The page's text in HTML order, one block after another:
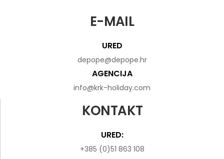
E-MAIL
URED
depope@depope.hr
AGENCIJA
info@krk-holiday.com
KONTAKT
URED:
+385 (0)51 863 108